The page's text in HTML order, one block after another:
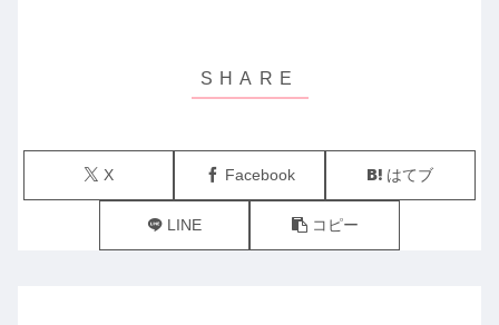
X Facebook はてブ
LINE コピー